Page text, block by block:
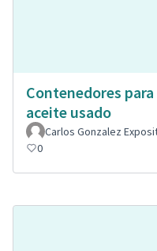
Contenedores
aceite usado
Carlos Gonzalez
0